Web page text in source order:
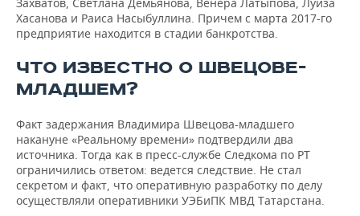
Хасанова и Раиса Насыбуллина. Причем с марта 2017-го
предприятие находится в стадии банкротства.
ЧТО ИЗВЕСТНО О ШВЕЦОВЕ-
МЛАДШЕМ?
Факт задержания Владимира Швецова-младшего
накануне «Реальному времени» подтвердили два
источника. Тогда как в пресс-службе Следкома по РТ
ограничились ответом: ведется следствие. Не стал
секретом и факт, что оперативную разработку по делу
осуществляли оперативники УЭБиПК МВД Татарстана.